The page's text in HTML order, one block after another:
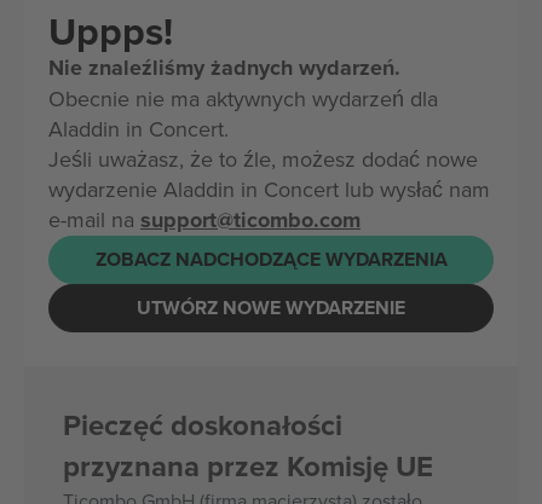
Uppps!
Nie znaleźliśmy żadnych wydarzeń.
Obecnie nie ma aktywnych wydarzeń dla
Aladdin in Concert.
Jeśli uważasz, że to źle, możesz dodać nowe
wydarzenie Aladdin in Concert lub wysłać nam
e-mail na support@ticombo.com
ZOBACZ NADCHODZĄCE WYDARZENIA
UTWÓRZ NOWE WYDARZENIE
Pieczęć doskonałości
przyznana przez Komisję UE